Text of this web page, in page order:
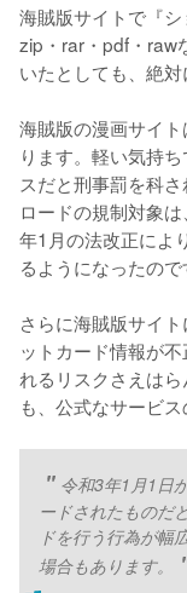
海賊版サイトで『
zip・rar・pdf・raw
いたとしても、絶対
海賊版の漫画サイ
ります。軽い気持
スだと刑事罰を科
ロードの規制対象
年1月の法改正によ
るようになったので
さらに海賊版サイ
ットカード情報が
れるリスクさえは
も、公式なサービス
令和3年1月1日
ードされたものだ
ドを行う行為が幅
場合もあります。